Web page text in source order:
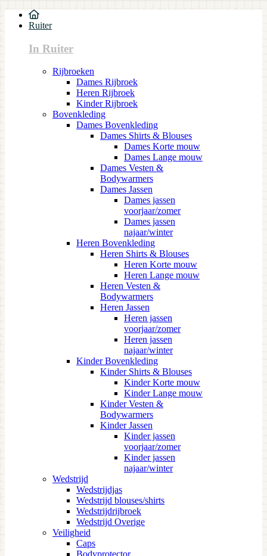
Ruiter
In Ruiter
Rijbroeken
Dames Rijbroek
Heren Rijbroek
Kinder Rijbroek
Bovenkleding
Dames Bovenkleding
Dames Shirts & Blouses
Dames Korte mouw
Dames Lange mouw
Dames Vesten &
Bodywarmers
Dames Jassen
Dames jassen
voorjaar/zomer
Dames jassen
najaar/winter
Heren Bovenkleding
Heren Shirts & Blouses
Heren Korte mouw
Heren Lange mouw
Heren Vesten &
Bodywarmers
Heren Jassen
Heren jassen
voorjaar/zomer
Heren jassen
najaar/winter
Kinder Bovenkleding
Kinder Shirts & Blouses
Kinder Korte mouw
Kinder Lange mouw
Kinder Vesten &
Bodywarmers
Kinder Jassen
Kinder jassen
voorjaar/zomer
Kinder jassen
najaar/winter
Wedstrijd
Wedstrijdjas
Wedstrijd blouses/shirts
Wedstrijdrijbroek
Wedstrijd Overige
Veiligheid
Caps